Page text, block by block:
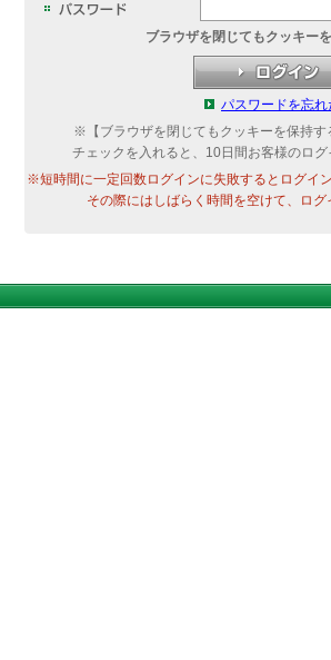
パスワードを忘れ
※【ブラウザを閉じてもクッキーを保持す
チェックを入れると、10日間お客様のログ
※短時間に一定回数ログインに失敗するとログイ
その際にはしばらく時間を空けて、ログ
ブラウザを閉じてもクッキー